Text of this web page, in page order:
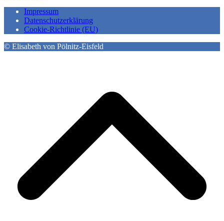
Impressum
Datenschutzerklärung
Cookie-Richtlinie (EU)
© Elisabeth von Pölnitz-Eisfeld